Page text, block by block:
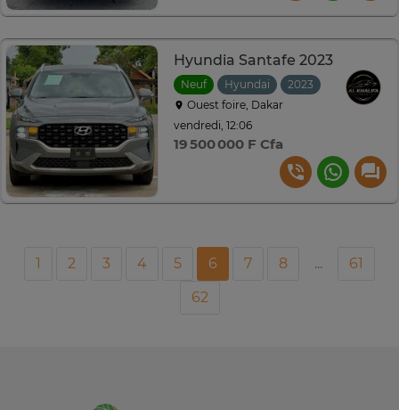
Hyundia Santafe 2023
Neuf Hyundai 2023
Ouest foire, Dakar
vendredi, 12:06
19 500 000 F Cfa
1 2 3 4 5 6 7 8 ...
61
62